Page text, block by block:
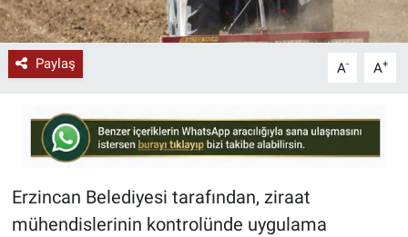
Paylaş A- A+
Erzincan Belediyesi tarafından, ziraat
mühendislerinin kontrolünde uygulama